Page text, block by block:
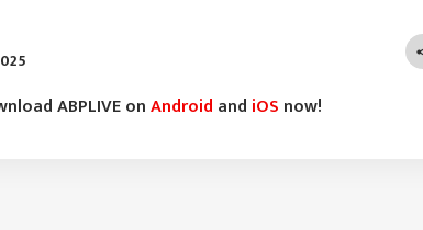
ABPLIVE onAndroid and iOS now!